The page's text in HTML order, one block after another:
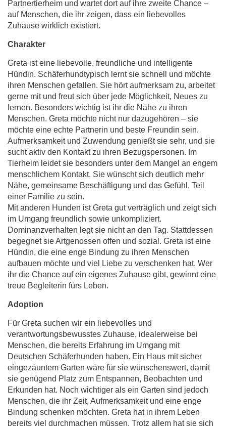
Partnertierheim und wartet dort auf ihre zweite Chance –
auf Menschen, die ihr zeigen, dass ein liebevolles
Zuhause wirklich existiert.
Charakter
Greta ist eine liebevolle, freundliche und intelligente
Hündin. Schäferhundtypisch lernt sie schnell und möchte
ihren Menschen gefallen. Sie hört aufmerksam zu, arbeitet
gerne mit und freut sich über jede Möglichkeit, Neues zu
lernen. Besonders wichtig ist ihr die Nähe zu ihren
Menschen. Greta möchte nicht nur dazugehören – sie
möchte eine echte Partnerin und beste Freundin sein.
Aufmerksamkeit und Zuwendung genießt sie sehr, und sie
sucht aktiv den Kontakt zu ihren Bezugspersonen. Im
Tierheim leidet sie besonders unter dem Mangel an engem
menschlichem Kontakt. Sie wünscht sich deutlich mehr
Nähe, gemeinsame Beschäftigung und das Gefühl, Teil
einer Familie zu sein.
Mit anderen Hunden ist Greta gut verträglich und zeigt sich
im Umgang freundlich sowie unkompliziert.
Dominanzverhalten legt sie nicht an den Tag. Stattdessen
begegnet sie Artgenossen offen und sozial. Greta ist eine
Hündin, die eine enge Bindung zu ihren Menschen
aufbauen möchte und viel Liebe zu verschenken hat. Wer
ihr die Chance auf ein eigenes Zuhause gibt, gewinnt eine
treue Begleiterin fürs Leben.
Adoption
Für Greta suchen wir ein liebevolles und
verantwortungsbewusstes Zuhause, idealerweise bei
Menschen, die bereits Erfahrung im Umgang mit
Deutschen Schäferhunden haben. Ein Haus mit sicher
eingezäuntem Garten wäre für sie wünschenswert, damit
sie genügend Platz zum Entspannen, Beobachten und
Erkunden hat. Noch wichtiger als ein Garten sind jedoch
Menschen, die ihr Zeit, Aufmerksamkeit und eine enge
Bindung schenken möchten. Greta hat in ihrem Leben
bereits viel durchmachen müssen. Trotz allem hat sie sich